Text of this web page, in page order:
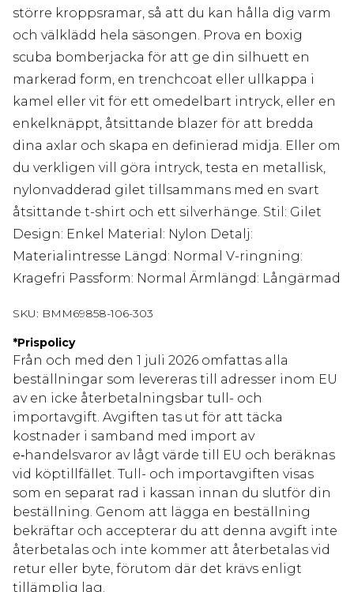
större kroppsramar, så att du kan hålla dig varm
och välklädd hela säsongen. Prova en boxig
scuba bomberjacka för att ge din silhuett en
markerad form, en trenchcoat eller ullkappa i
kamel eller vit för ett omedelbart intryck, eller en
enkelknäppt, åtsittande blazer för att bredda
dina axlar och skapa en definierad midja. Eller om
du verkligen vill göra intryck, testa en metallisk,
nylonvadderad gilet tillsammans med en svart
åtsittande t-shirt och ett silverhänge. Stil: Gilet
Design: Enkel Material: Nylon Detalj:
Materialintresse Längd: Normal V-ringning:
Kragefri Passform: Normal Ärmlängd: Långärmad
SKU: BMM69858-106-303
*Prispolicy
Från och med den 1 juli 2026 omfattas alla
beställningar som levereras till adresser inom EU
av en icke återbetalningsbar tull- och
importavgift. Avgiften tas ut för att täcka
kostnader i samband med import av
e‑handelsvaror av lågt värde till EU och beräknas
vid köptillfället. Tull- och importavgiften visas
som en separat rad i kassan innan du slutför din
beställning. Genom att lägga en beställning
bekräftar och accepterar du att denna avgift inte
återbetalas och inte kommer att återbetalas vid
retur eller byte, förutom där det krävs enligt
tillämplig lag.